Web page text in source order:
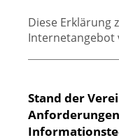
Diese Erklärung
Internetangebot
Stand der